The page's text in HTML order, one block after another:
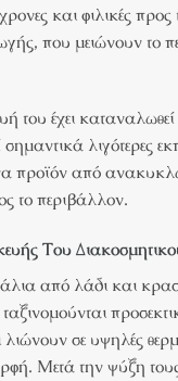
και φιλικές προς
που μειώνουν το
του έχει καταναλωθεί
λιγότερες
προϊόν από
το περιβάλλον.
Του
από λάδι και
λιώνουν σε υψηλές
Μετά την ψύξη τους